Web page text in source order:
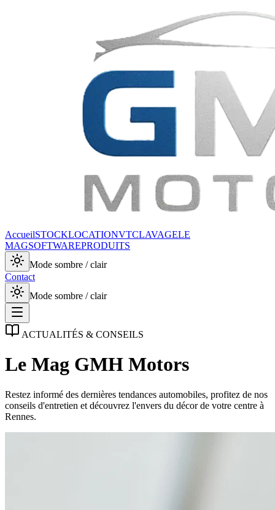
AccueilSTOCKLOCATIONVTCLAVAGELE
MAGSOFTWAREPRODUITS
Contact
ACTUALITÉS & CONSEILS
Le Mag GMH Motors
Restez informé des dernières tendances automobiles, profitez de nos
conseils d'entretien et découvrez l'envers du décor de votre centre à
Rennes.